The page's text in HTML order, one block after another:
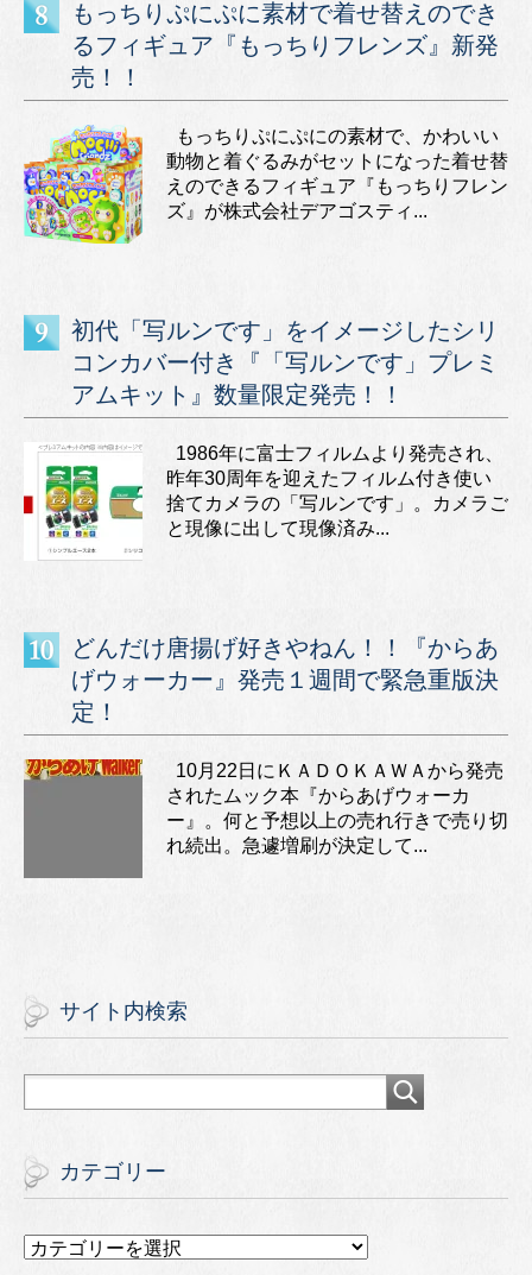
もっちりぷにぷに素材で着せ替えのでき
るフィギュア『もっちりフレンズ』新発
売！！
もっちりぷにぷにの素材で、かわいい
動物と着ぐるみがセットになった着せ替
えのできるフィギュア『もっちりフレン
ズ』が株式会社デアゴスティ...
初代「写ルンです」をイメージしたシリ
コンカバー付き『「写ルンです」プレミ
アムキット』数量限定発売！！
1986年に富士フィルムより発売され、
昨年30周年を迎えたフィルム付き使い
捨てカメラの「写ルンです」。カメラご
と現像に出して現像済み...
どんだけ唐揚げ好きやねん！！『からあ
げウォーカー』発売１週間で緊急重版決
定！
10月22日にＫＡＤＯＫＡＷＡから発売
されたムック本『からあげウォーカ
ー』。何と予想以上の売れ行きで売り切
れ続出。急遽増刷が決定して...
サイト内検索
カテゴリー
カ